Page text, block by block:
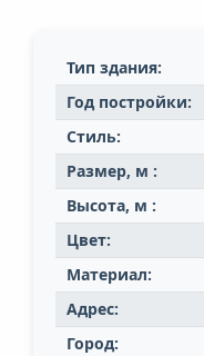
Тип здания:
Год постройки:
Стиль:
Размер, м :
Высота, м :
Цвет:
Материал:
Адрес:
Город: